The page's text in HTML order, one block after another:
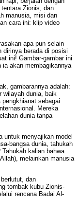
Zionis, dan
manusia, misi dan
cara ini: klip video
apa pun selain
dirinya berada di posisi
ini! Gambar-gambar ini
ia akan membagikannya
gambarannya adalah:
wilayah dunia, baik
sebagai
Mereka
dunia tanpa
untuk menyajikan model
bangsa dunia, tahukah
kalian bahwa
melainkan manusia
dan
tombak kubu Zionis-
rencana Badai Al-